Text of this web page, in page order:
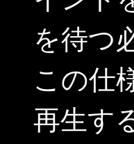
を待つ
この仕
再生す